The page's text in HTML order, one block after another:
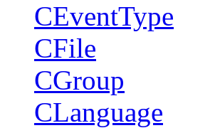
CEventType
CFile
CGroup
CLanguage